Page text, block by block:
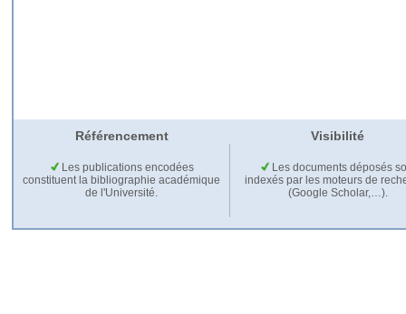
Référencement Visibilité
Les publications encodées
constituent la bibliographie académique
de l'Université.
Les documents déposés
indexés par les moteurs de
(Google Scholar,…).